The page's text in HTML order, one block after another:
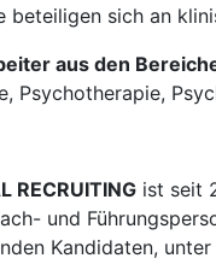
beteiligen sich an
aus den
Psychotherapie,
RECRUITING ist seit
und
Kandidaten,